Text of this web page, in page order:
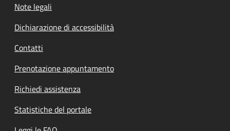
Note legali
Dichiarazione di accessibilità
Contatti
Prenotazione appuntamento
Richiedi assistenza
Statistiche del portale